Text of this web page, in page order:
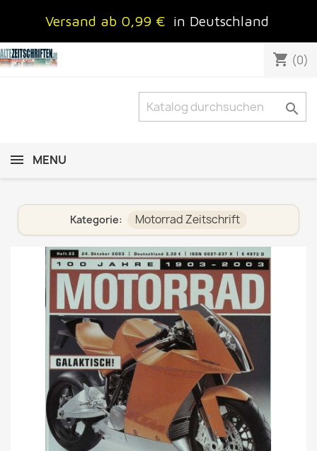
Versand ab 0,99 € in Deutschland
shopping_cart (0)

MENU
Kategorie: Motorrad Zeitschrift